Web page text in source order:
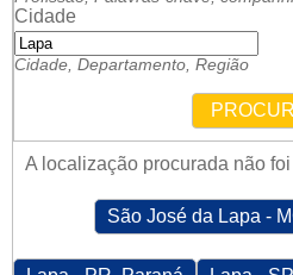
Cidade
Cidade, Departamento, Região
A localização procurada não
São José da Lapa -